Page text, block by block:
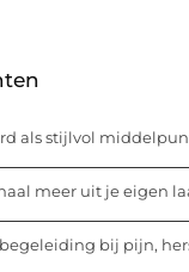
als stijlvol
meer uit je eigen
bij pijn,